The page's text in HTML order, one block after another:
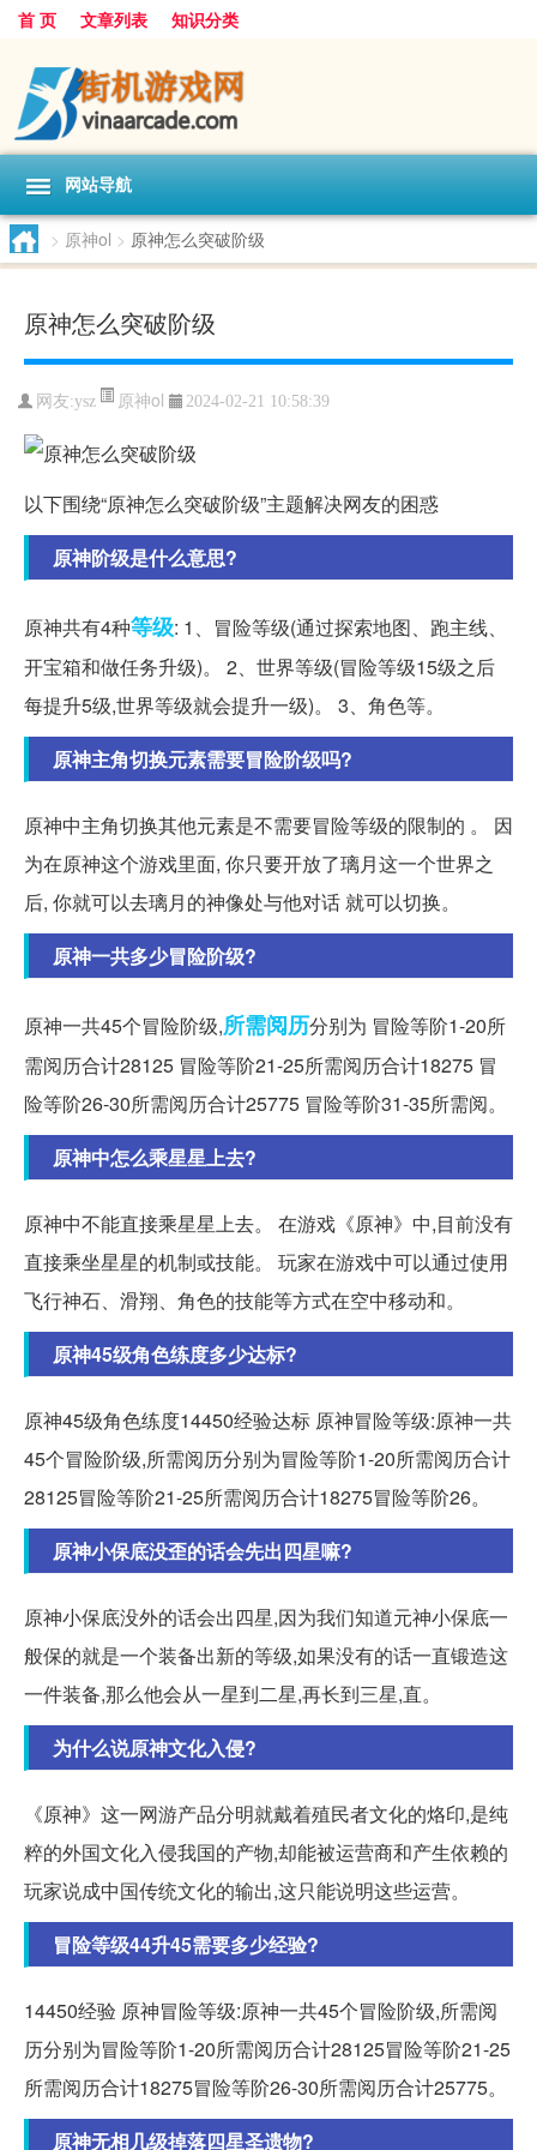
首 页 文章列表 知识分类
网站导航
> 原神ol > 原神怎么突破阶级
原神怎么突破阶级
网友:ysz 原神ol 2024-02-21 10:58:39
以下围绕“原神怎么突破阶级”主题解决网友的困惑
原神阶级是什么意思?
原神共有4种等级: 1、冒险等级(通过探索地图、跑主线、
开宝箱和做任务升级)。 2、世界等级(冒险等级15级之后
每提升5级,世界等级就会提升一级)。 3、角色等。
原神主角切换元素需要冒险阶级吗?
原神中主角切换其他元素是不需要冒险等级的限制的 。 因
为在原神这个游戏里面, 你只要开放了璃月这一个世界之
后, 你就可以去璃月的神像处与他对话 就可以切换。
原神一共多少冒险阶级?
原神一共45个冒险阶级,所需阅历分别为 冒险等阶1-20所
需阅历合计28125 冒险等阶21-25所需阅历合计18275 冒
险等阶26-30所需阅历合计25775 冒险等阶31-35所需阅。
原神中怎么乘星星上去?
原神中不能直接乘星星上去。 在游戏《原神》中,目前没有
直接乘坐星星的机制或技能。 玩家在游戏中可以通过使用
飞行神石、滑翔、角色的技能等方式在空中移动和。
原神45级角色练度多少达标?
原神45级角色练度14450经验达标 原神冒险等级:原神一共
45个冒险阶级,所需阅历分别为冒险等阶1-20所需阅历合计
28125冒险等阶21-25所需阅历合计18275冒险等阶26。
原神小保底没歪的话会先出四星嘛?
原神小保底没外的话会出四星,因为我们知道元神小保底一
般保的就是一个装备出新的等级,如果没有的话一直锻造这
一件装备,那么他会从一星到二星,再长到三星,直。
为什么说原神文化入侵?
《原神》这一网游产品分明就戴着殖民者文化的烙印,是纯
粹的外国文化入侵我国的产物,却能被运营商和产生依赖的
玩家说成中国传统文化的输出,这只能说明这些运营。
冒险等级44升45需要多少经验?
14450经验 原神冒险等级:原神一共45个冒险阶级,所需阅
历分别为冒险等阶1-20所需阅历合计28125冒险等阶21-25
所需阅历合计18275冒险等阶26-30所需阅历合计25775。
原神无相几级掉落四星圣遗物?